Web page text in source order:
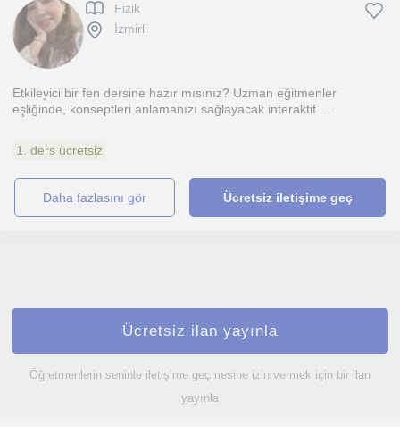
Fizik
İzmirli
Etkileyici bir fen dersine hazır mısınız? Uzman eğitmenler
eşliğinde, konseptleri anlamanızı sağlayacak interaktif ...
1. ders ücretsiz
daha fazlasını gör Ücretsiz iletişime geç
Ücretsiz ilan yayınla
Öğretmenlerin seninle iletişime geçmesine izin vermek için bir ilan
yayınla